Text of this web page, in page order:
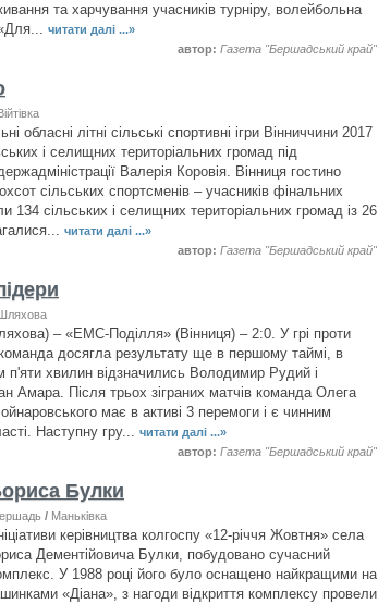
та харчування учасників турніру, волейбольна
читати далі ...»
автор: Газета "Бершадський край"
обласні літні сільські спортивні ігри Вінниччини 2017
і селищних територіальних громад під
Валерія Коровія. Вінниця гостино
сільських спортсменів – учасників фінальних
134 сільських і селищних територіальних громад із 26
читати далі ...»
автор: Газета "Бершадський край"
– «ЕМС-Поділля» (Вінниця) – 2:0. У грі проти
досягла результату ще в першому таймі, в
п'яти хвилин відзначились Володимир Рудий і
Амара. Після трьох зіграних матчів команда Олега
має в активі 3 перемоги і є чинним
Наступну гру... читати далі ...»
автор: Газета "Бершадський край"
Булки
/ Маньківка
керівництва колгоспу «12-річчя Жовтня» села
Дементійовича Булки, побудовано сучасний
У 1988 році його було оснащено найкращими на
«Діана», з нагоди відкриття комплексу провели